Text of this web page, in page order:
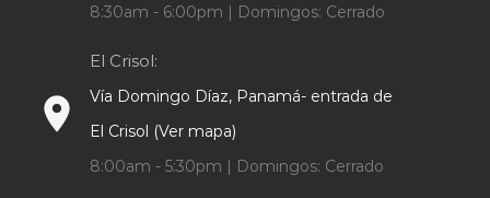
8:30am - 6:00pm | Domingos: Cerrado
place
El Crisol:
Vía Domingo Díaz, Panamá- entrada de
El Crisol (Ver mapa)
8:00am - 5:30pm | Domingos: Cerrado